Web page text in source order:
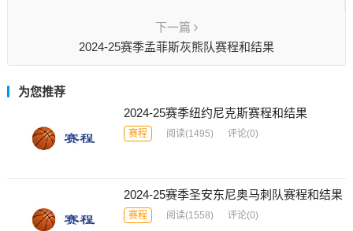
下一篇
2024-25赛季孟菲斯灰熊队赛程和结果
为您推荐
2024-25赛季纽约尼克斯赛程和结果
赛程 阅读(1495) 评论(0)
2024-25赛季圣安东尼奥马刺队赛程和结果
赛程 阅读(1558) 评论(0)